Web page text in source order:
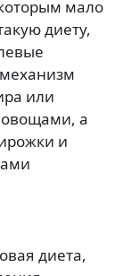
мало
диету,
или
овощами, а
и
диета,